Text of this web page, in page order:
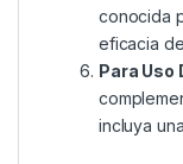
conocida
eficacia
Para Uso
incluya